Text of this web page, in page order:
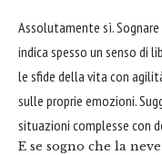
Assolutamente sì.
indica spesso un senso di
le sfide della vita con
sulle proprie emozioni.
situazioni complesse con
E se sogno che la